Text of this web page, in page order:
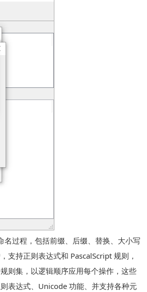
过程，包括前缀、后缀、替换、大小写
支持正则表达式和 PascalScript 规则，
则集，以逻辑顺序应用每个操作，这些
表达式、Unicode 功能、并支持各种元